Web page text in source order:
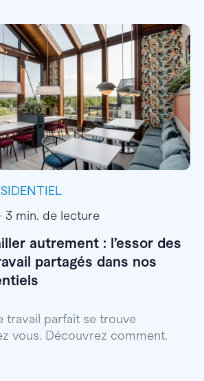
3 min. de lecture
autrement : l’essor des
partagés dans nos
travail parfait se trouve
vous. Découvrez comment.